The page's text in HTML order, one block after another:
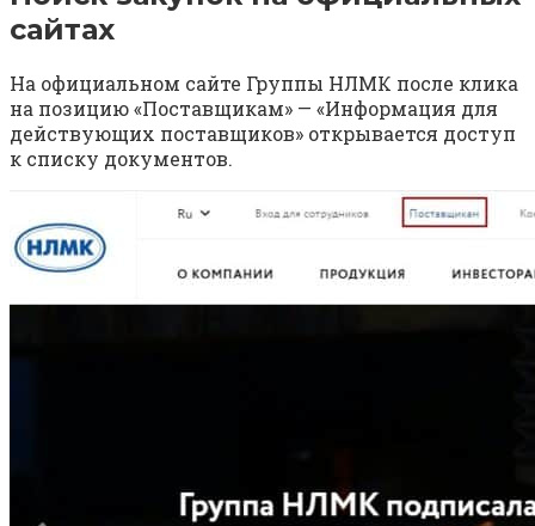
сайтах
На официальном сайте Группы НЛМК после клика
на позицию «Поставщикам» — «Информация для
действующих поставщиков» открывается доступ
к списку документов.